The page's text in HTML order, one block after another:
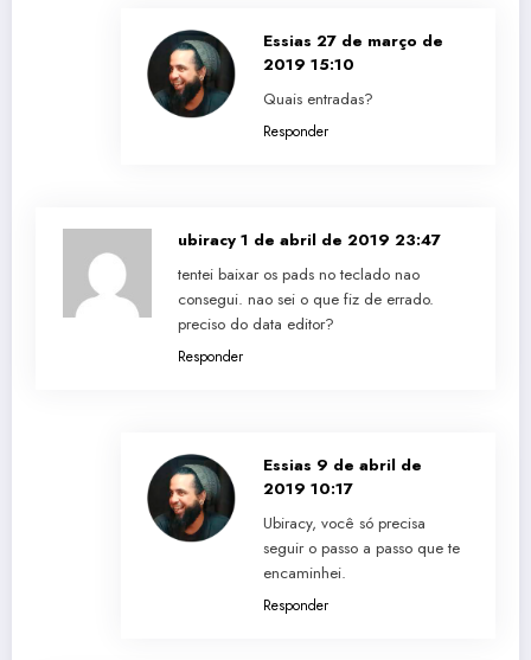
Essias 27 de março de
2019 15:10
Quais entradas?
Responder
ubiracy 1 de abril de 2019 23:47
tentei baixar os pads no teclado nao
consegui. nao sei o que fiz de errado.
preciso do data editor?
Responder
Essias 9 de abril de
2019 10:17
Ubiracy, você só precisa
seguir o passo a passo que te
encaminhei.
Responder